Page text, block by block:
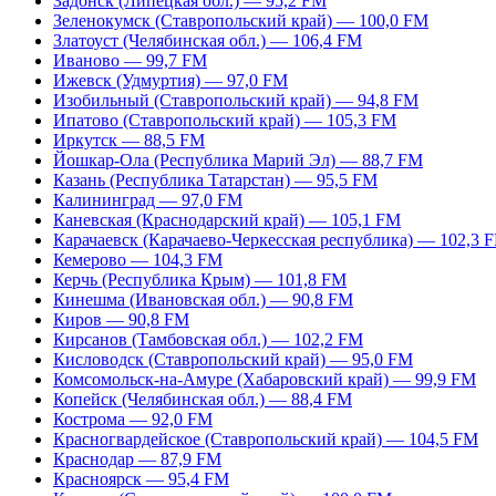
Зеленокумск (Ставропольский край) — 100,0 FM
Златоуст (Челябинская обл.) — 106,4 FM
Иваново — 99,7 FM
Ижевск (Удмуртия) — 97,0 FM
Изобильный (Ставропольский край) — 94,8 FM
Ипатово (Ставропольский край) — 105,3 FM
Иркутск — 88,5 FM
Йошкар-Ола (Республика Марий Эл) — 88,7 FM
Казань (Республика Татарстан) — 95,5 FM
Калининград — 97,0 FM
Каневская (Краснодарский край) — 105,1 FM
Карачаевск (Карачаево-Черкесская республика) — 102,3
Кемерово — 104,3 FM
Керчь (Республика Крым) — 101,8 FM
Кинешма (Ивановская обл.) — 90,8 FM
Киров — 90,8 FM
Кирсанов (Тамбовская обл.) — 102,2 FM
Кисловодск (Ставропольский край) — 95,0 FM
Комсомольск-на-Амуре (Хабаровский край) — 99,9 FM
Копейск (Челябинская обл.) — 88,4 FM
Кострома — 92,0 FM
Красногвардейское (Ставропольский край) — 104,5 FM
Краснодар — 87,9 FM
Красноярск — 95,4 FM